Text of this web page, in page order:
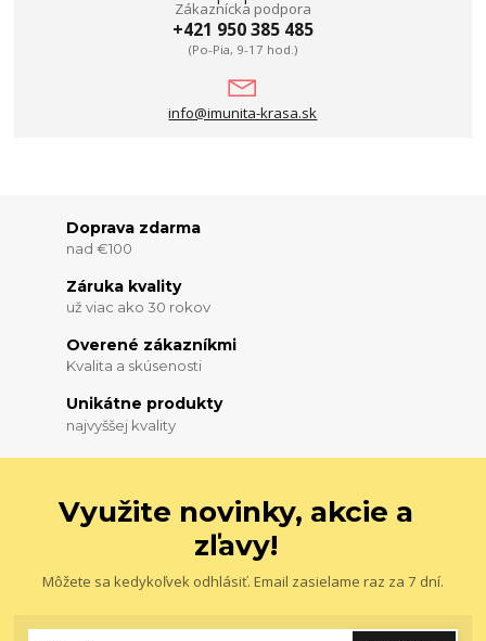
Zákaznícka podpora
+421 950 385 485
(Po-Pia, 9-17 hod.)
info@imunita-krasa.sk
Doprava zdarma
nad €100
Záruka kvality
už viac ako 30 rokov
Overené zákazníkmi
Kvalita a skúsenosti
Unikátne produkty
najvyššej kvality
Využite novinky, akcie a
zľavy!
Môžete sa kedykoľvek odhlásiť. Email zasielame raz za 7 dní.